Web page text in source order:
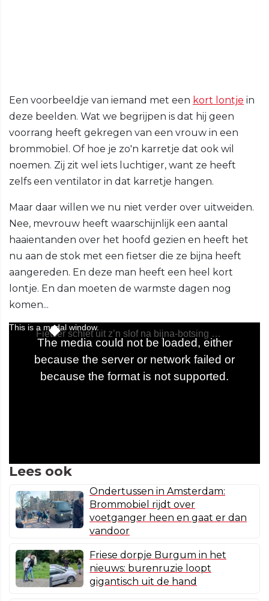
Een voorbeeldje van iemand met een kort lontje in
deze beelden. Wat we begrijpen is dat hij geen
voorrang heeft gekregen van een vrouw in een
brommobiel. Of hoe je zo'n karretje dat ook wil
noemen. Zij zit wel iets luchtiger, want ze heeft
zelfs een ventilator in dat karretje hangen.
Maar daar willen we nu niet verder over uitweiden.
Nee, mevrouw heeft waarschijnlijk een aantal
haaientanden over het hoofd gezien en heeft het
nu aan de stok met een fietser die ze bijna heeft
aangereden. En deze man heeft een heel kort
lontje. En dan moeten de warmste dagen nog
komen...
Lees ook
Ondertussen in Amsterdam:
Brommobiel rijdt over
voetganger heen en gaat er dan
vandoor
Friese dorpje Burgum in het
nieuws: burenruzie loopt
gigantisch uit de hand